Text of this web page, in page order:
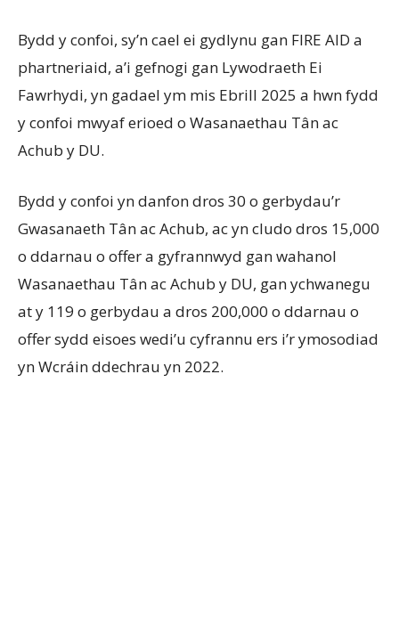
Bydd y confoi, sy’n cael ei gydlynu gan FIRE AID a
phartneriaid, a’i gefnogi gan Lywodraeth Ei
Fawrhydi, yn gadael ym mis Ebrill 2025 a hwn fydd
y confoi mwyaf erioed o Wasanaethau Tân ac
Achub y DU.
Bydd y confoi yn danfon dros 30 o gerbydau’r
Gwasanaeth Tân ac Achub, ac yn cludo dros 15,000
o ddarnau o offer a gyfrannwyd gan wahanol
Wasanaethau Tân ac Achub y DU, gan ychwanegu
at y 119 o gerbydau a dros 200,000 o ddarnau o
offer sydd eisoes wedi’u cyfrannu ers i’r ymosodiad
yn Wcráin ddechrau yn 2022.